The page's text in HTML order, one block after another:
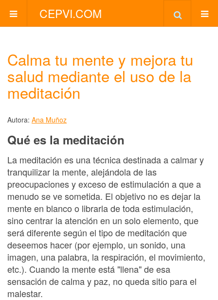
CEPVI.COM
Calma tu mente y mejora tu
salud mediante el uso de la
meditación
Autora: Ana Muñoz
Qué es la meditación
La meditación es una técnica destinada a calmar y
tranquilizar la mente, alejándola de las
preocupaciones y exceso de estimulación a que a
menudo se ve sometida. El objetivo no es dejar la
mente en blanco o librarla de toda estimulación,
sino centrar la atención en un solo elemento, que
será diferente según el tipo de meditación que
deseemos hacer (por ejemplo, un sonido, una
imagen, una palabra, la respiración, el movimiento,
etc.). Cuando la mente está "llena" de esa
sensación de calma y paz, no queda sitio para el
malestar.